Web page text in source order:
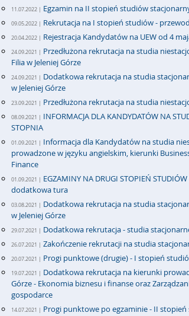
11.07.2022 | Egzamin na II stopień studiów
09.05.2022 | Rekrutacja na I stopień studiów -
20.04.2022 | Rejestracja Kandydatów na UEW od 4
24.09.2021 | Przedłużona rekrutacja na studia
Filia w Jeleniej Górze
24.09.2021 | Dodatkowa rekrutacja na studia
w Jeleniej Górze
23.09.2021 | Przedłużona rekrutacja na studia
08.09.2021 | INFORMACJA DLA KANDYDATÓW NA
STOPNIA
01.09.2021 | Informacja dla Kandydatów na studia
prowadzone w języku angielskim, kierunki
Finance
01.09.2021 | EGZAMINY NA DRUGI STOPIEŃ STUDIÓW
dodatkowa tura
03.08.2021 | Dodatkowa rekrutacja na studia
w Jeleniej Górze
29.07.2021 | Dodatkowa rekrutacja - studia
26.07.2021 | Zakończenie rekrutacji na studia
20.07.2021 | Progi punktowe (drugie) - I stopień
19.07.2021 | Dodatkowa rekrutacja na kierunki
Górze - Ekonomia biznesu i finanse oraz
gospodarce
14.07.2021 | Progi punktowe po egzaminie - II